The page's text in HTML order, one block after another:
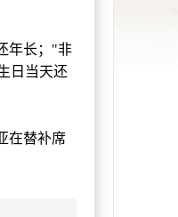
年长；"非
日当天还
在替补席